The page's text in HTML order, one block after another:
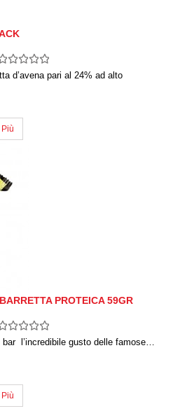
d’avena pari al 24% ad alto
Più
PROTEICA 59GR
l’incredibile gusto delle famose…
Più